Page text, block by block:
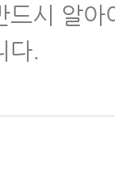
드시 알
다.